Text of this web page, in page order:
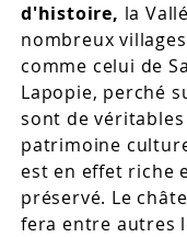
d'histoire, la
nombreux
comme celui de
Lapopie, perché
sont de véritables
patrimoine
est en effet riche
préservé. Le
fera entre autres